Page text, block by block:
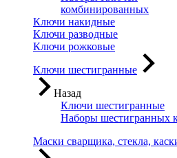
комбинированных
Ключи накидные
Ключи разводные
Ключи рожковые
Ключи шестигранные
Назад
Ключи шестигранные
Наборы шестигранных
Маски сварщика, стекла,